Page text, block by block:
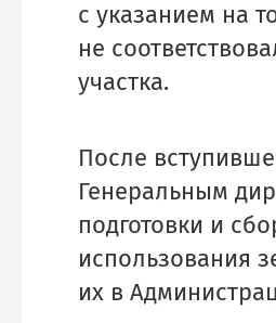
с указанием на
не
участка.
После
Генеральным
подготовки и
использования
их в